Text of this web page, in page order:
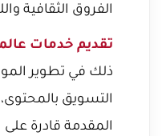
الفروق الثقافية
تقديم خدمات
التسويق
المقدمة قادرة